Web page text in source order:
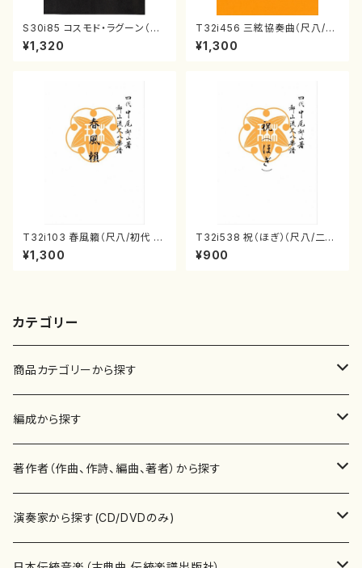
S30i85 コスモド・ラグーン（箏
2，17，三，尺/沢井比河流/楽譜）
¥1,320
T32i456 三絃協奏曲（尺八/中
能島欣一/楽譜）都山流公刊楽譜
曲番:2164
¥1,300
T32i103 春風籟（尺八/初代 石
垣征山/尺八/都山式譜）都山流
公刊楽譜曲番:552
¥1,300
T32i538 祝（ほぎ）（尺八/二代
池田静山/楽譜）都山流公刊楽譜
曲番:2247
¥900
カテゴリー
商品カテゴリーから探す
楽譜
書籍
書籍
テキストブック
CD・DVD
編成から探す
邦楽器
箏・琴（ソロ）
箏・琴（合奏）
合唱
混声合唱
著作者（作曲、作詩、編曲、著者）から探す
あ行
青木省三(アオキ ショウゾウ)
演奏家から探す(CD/DVDのみ)